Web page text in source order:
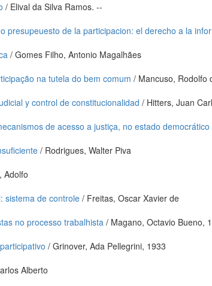
/ Elival da Silva Ramos. --
presupeuesto de la participacion: el derecho a la
/ Gomes Filho, Antonio Magalhães
na tutela do bem comum / Mancuso, Rodolfo
y control de constitucionalidad / Hitters, Juan
de acesso a justiça, no estado democrático
/ Rodrigues, Walter Piva
Adolfo
sistema de controle/ Freitas, Oscar Xavier de
no processo trabalhista/ Magano, Octavio Bueno,
/ Grinover, Ada Pellegrini, 1933
Alberto